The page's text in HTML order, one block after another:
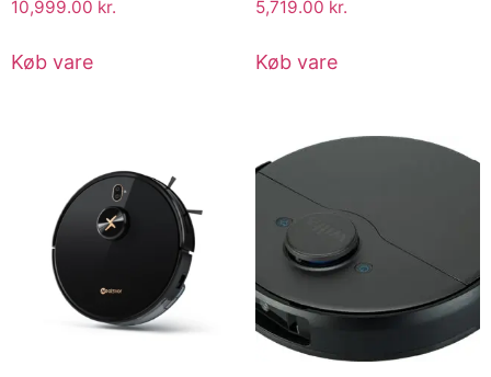
10,999.00 kr.
Køb vare
5,719.00 kr.
Køb vare